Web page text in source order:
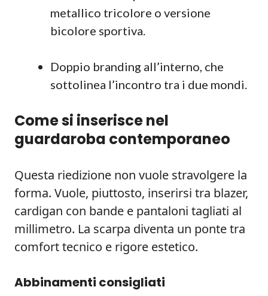
metallico tricolore o versione
bicolore sportiva.
Doppio branding all’interno, che
sottolinea l’incontro tra i due mondi.
Come si inserisce nel
guardaroba contemporaneo
Questa riedizione non vuole stravolgere la
forma. Vuole, piuttosto, inserirsi tra blazer,
cardigan con bande e pantaloni tagliati al
millimetro. La scarpa diventa un ponte tra
comfort tecnico e rigore estetico.
Abbinamenti consigliati